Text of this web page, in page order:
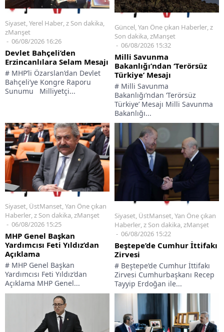
Siyaset,Yerel Haber,z Son dakika,
zManşet
06/08/2026 16:26
Devlet Bahçeli’den
Erzincanlılara Selam Mesajı
# MHP’li Özarslan’dan Devlet
Bahçeli’ye Kongre Raporu
Sunumu Milliyetçi...
Güncel,Yan Öne çıkan Haberler,z
Son dakika,zManşet
06/08/2026 15:32
Milli Savunma
Bakanlığı’ndan ‘Terörsüz
Türkiye’ Mesajı
# Milli Savunma
Bakanlığı’ndan ‘Terörsüz
Türkiye’ Mesajı Milli Savunma
Bakanlığı...
Siyaset, ÜstManset,Yan Öne çıkan
Haberler,z Son dakika,zManşet
06/08/2026 15:25
MHP Genel Başkan
Yardımcısı Feti Yıldız’dan
Açıklama
# MHP Genel Başkan
Yardımcısı Feti Yıldız’dan
Açıklama MHP Genel...
Siyaset, ÜstManset,Yan Öne çıkan
Haberler,z Son dakika,zManşet
06/08/2026 15:22
Beştepe’de Cumhur İttifakı
Zirvesi
# Beştepe’de Cumhur İttifakı
Zirvesi Cumhurbaşkanı Recep
Tayyip Erdoğan ile...